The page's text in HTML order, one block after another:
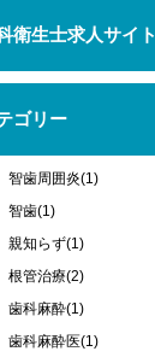
衛生士求人サイト
ゴリー
智歯周囲炎(1)
智歯(1)
親知らず(1)
根管治療(2)
歯科麻酔(1)
歯科麻酔医(1)